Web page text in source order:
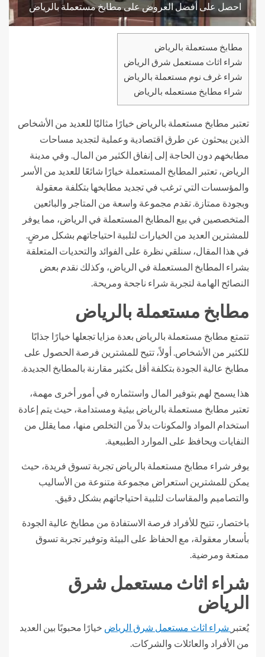
احصل على أفضل العروض على مطابخ مستعملة بالرياض
مطابخ مستعملة بالرياض
شراء اثاث مستعمل شرق الرياض
شراء غرف نوم مستعملة بالرياض
شراء مطابخ مستعمله بالرياض
تعتبر مطابخ مستعملة بالرياض خيارًا مثاليًا للعديد من الأشخاص
الذين يبحثون عن طرق اقتصادية وعملية لتجديد مساحات
مطابخهم دون الحاجة إلى إنفاق الكثير من المال. وفي مدينة
الرياض، تعتبر المطابخ المستعملة خيارًا شائعًا للعديد من الأسر
والمؤسسات التي ترغب في تجديد مطابخها بتكلفة معقولة
وبجودة ممتازة. تقدم مجموعة واسعة من المتاجر والبائعين
المتخصصين في بيع المطابخ المستعملة في الرياض، مما يوفر
للمشترين العديد من الخيارات لتلبية احتياجاتهم بشكل مرضٍ.
في هذا المقال، سنلقي نظرة على الفوائد والتحديات المتعلقة
بشراء المطابخ المستعملة في الرياض، وكذلك نقدم بعض
النصائح الهامة لتجربة شراء ناجحة ومريحة.
مطابخ مستعملة بالرياض
تتمتع مطابخ مستعملة بالرياض بعدة مزايا تجعلها خيارًا جذابًا
للكثير من الأشخاص. أولاً، تتيح للمشترين فرصة الحصول على
مطابخ عالية الجودة بتكلفة أقل بكثير مقارنة بالمطابخ الجديدة.
هذا يسمح لهم بتوفير المال واستثماره في أمور أخرى مهمة،
تعتبر مطابخ مستعملة بالرياض بيئية ومستدامة، حيث يتم إعادة
استخدام المواد والمكونات بدلاً من التخلص منها، مما يقلل من
النفايات ويحافظ على الموارد الطبيعية.
يوفر شراء مطابخ مستعملة بالرياض تجربة تسوق فريدة، حيث
يمكن للمشترين استعراض مجموعة متنوعة من الأساليب
والتصاميم والمقاسات لتلبية احتياجاتهم بشكل دقيق.
باختصار، تتيح للأفراد فرصة الاستفادة من مطابخ عالية الجودة
بأسعار معقولة، مع الحفاظ على البيئة وتوفير تجربة تسوق
ممتعة ومرضية.
شراء اثاث مستعمل شرق
الرياض
يُعتبر شراء اثاث مستعمل شرق الرياض خيارًا محبوبًا بين العديد
من الأفراد والعائلات والشركات.